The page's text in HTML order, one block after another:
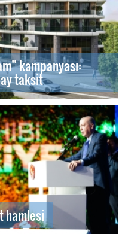
kampanyası:
taksit
hamlesi